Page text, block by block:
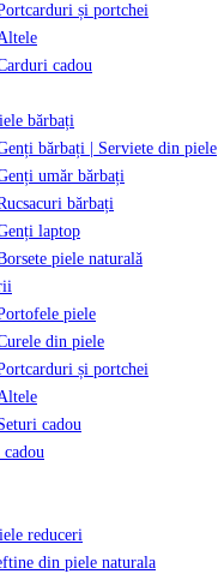
și portchei
cadou
bărbați
bărbați | Serviete din piele
umăr bărbați
bărbați
laptop
piele naturală
piele
din piele
și portchei
cadou
reduceri
din piele naturala